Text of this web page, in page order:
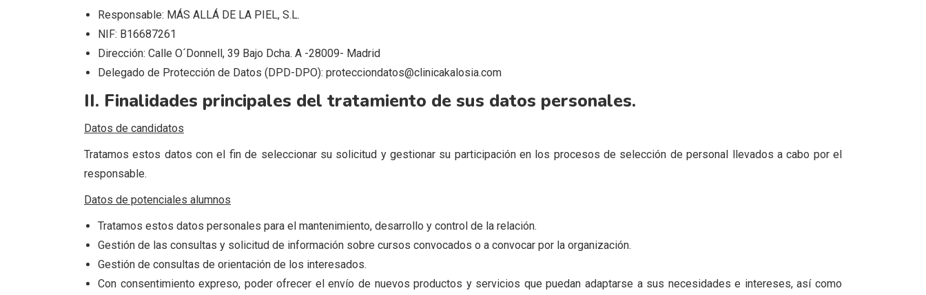
Responsable: MÁS ALLÁ DE LA PIEL, S.L.
NIF: B16687261
Dirección: Calle O´Donnell, 39 Bajo Dcha. A -28009- Madrid
Delegado de Protección de Datos (DPD-DPO): protecciondatos@clinicakalosia.com
II. Finalidades principales del tratamiento de sus datos personales.
Datos de candidatos
Tratamos estos datos con el fin de seleccionar su solicitud y gestionar su participación en los procesos de selección de personal llevados a cabo por el
responsable.
Datos de potenciales alumnos
Tratamos estos datos personales para el mantenimiento, desarrollo y control de la relación.
Gestión de las consultas y solicitud de información sobre cursos convocados o a convocar por la organización.
Gestión de consultas de orientación de los interesados.
Con consentimiento expreso, poder ofrecer el envío de nuevos productos y servicios que puedan adaptarse a sus necesidades e intereses, así como